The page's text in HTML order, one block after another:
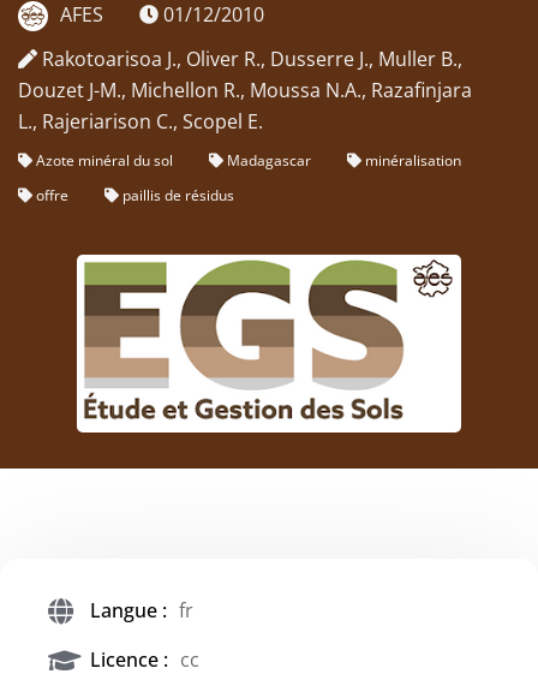
AFES
01/12/2010
Rakotoarisoa J., Oliver R., Dusserre J., Muller B.,
Douzet J-M., Michellon R., Moussa N.A., Razafinjara
L., Rajeriarison C., Scopel E.
Azote minéral du sol Madagascar
minéralisation
offre
paillis de résidus
Langue : fr
Licence : cc